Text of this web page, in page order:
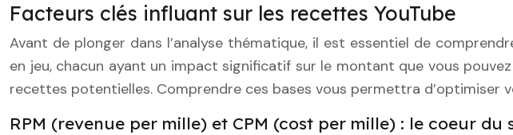
Facteurs clés influant sur les recettes YouTube
Avant de plonger dans l’analyse thématique, il est essentiel de
en jeu, chacun ayant un impact significatif sur le montant que vous
recettes potentielles. Comprendre ces bases vous permettra d’optimiser
RPM (revenue per mille) et CPM (cost per mille) : le coeur du